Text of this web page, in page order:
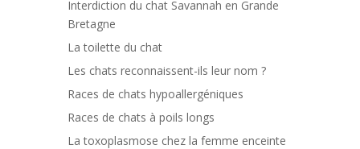
Interdiction du chat Savannah en Grande
Bretagne
La toilette du chat
Les chats reconnaissent-ils leur nom ?
Races de chats hypoallergéniques
Races de chats à poils longs
La toxoplasmose chez la femme enceinte